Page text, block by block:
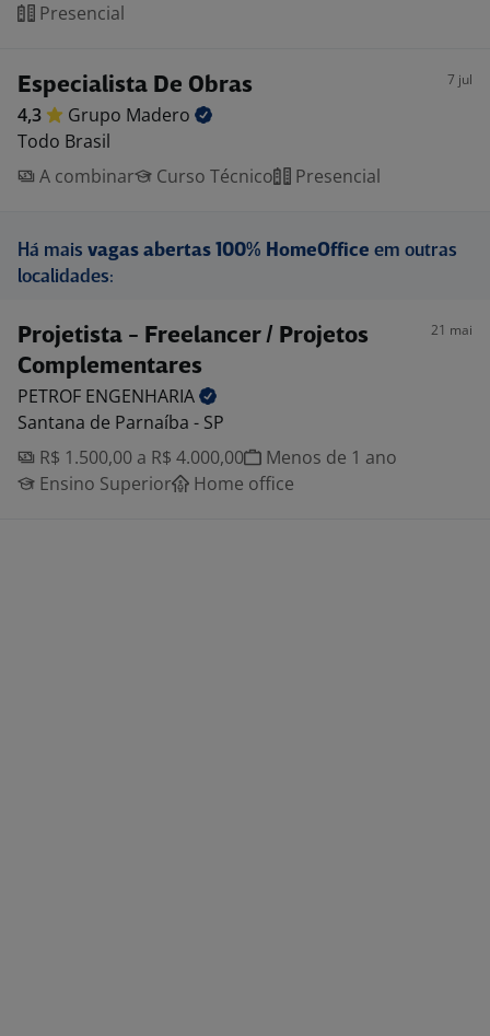
Presencial
Especialista De Obras 7 jul
4,3 Grupo Madero
Todo Brasil
A combinar
Curso Técnico Presencial
Há mais vagas abertas 100% HomeOffice em outras
localidades:
Projetista - Freelancer / Projetos
Complementares
21 mai
PETROF ENGENHARIA
Santana de Parnaíba - SP
R$ 1.500,00 a R$ 4.000,00
Menos de 1 ano
Ensino Superior
Home office